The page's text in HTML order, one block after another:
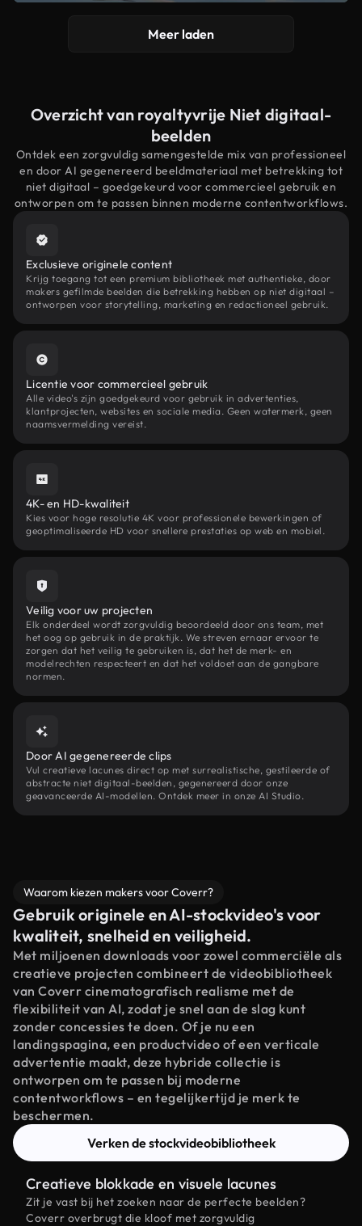
Meer laden
Overzicht van royaltyvrije Niet digitaal-
beelden
Ontdek een zorgvuldig samengestelde mix van professioneel
en door AI gegenereerd beeldmateriaal met betrekking tot
niet digitaal – goedgekeurd voor commercieel gebruik en
ontworpen om te passen binnen moderne contentworkflows.
Exclusieve originele content
Krijg toegang tot een premium bibliotheek met authentieke, door
makers gefilmde beelden die betrekking hebben op niet digitaal –
ontworpen voor storytelling, marketing en redactioneel gebruik.
Licentie voor commercieel gebruik
Alle video's zijn goedgekeurd voor gebruik in advertenties,
klantprojecten, websites en sociale media. Geen watermerk, geen
naamsvermelding vereist.
4K- en HD-kwaliteit
Kies voor hoge resolutie 4K voor professionele bewerkingen of
geoptimaliseerde HD voor snellere prestaties op web en mobiel.
Veilig voor uw projecten
Elk onderdeel wordt zorgvuldig beoordeeld door ons team, met
het oog op gebruik in de praktijk. We streven ernaar ervoor te
zorgen dat het veilig te gebruiken is, dat het de merk- en
modelrechten respecteert en dat het voldoet aan de gangbare
normen.
Door AI gegenereerde clips
Vul creatieve lacunes direct op met surrealistische, gestileerde of
abstracte niet digitaal-beelden, gegenereerd door onze
geavanceerde AI-modellen. Ontdek meer in onze AI Studio.
Waarom kiezen makers voor Coverr?
Gebruik originele en AI-stockvideo's voor
kwaliteit, snelheid en veiligheid.
Met miljoenen downloads voor zowel commerciële als
creatieve projecten combineert de videobibliotheek
van Coverr cinematografisch realisme met de
flexibiliteit van AI, zodat je snel aan de slag kunt
zonder concessies te doen. Of je nu een
landingspagina, een productvideo of een verticale
advertentie maakt, deze hybride collectie is
ontworpen om te passen bij moderne
contentworkflows – en tegelijkertijd je merk te
beschermen.
Verken de stockvideobibliotheek
Creatieve blokkade en visuele lacunes
Zit je vast bij het zoeken naar de perfecte beelden?
Coverr overbrugt die kloof met zorgvuldig